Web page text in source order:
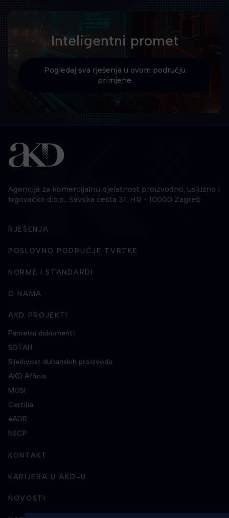
Inteligentni promet
Pogledaj sva rješenja u ovom području
primjene
Agencija za komercijalnu djelatnost proizvodno, uslužno i
trgovačko d.o.o., Savska cesta 31, HR - 10000 Zagreb
RJEŠENJA
POSLOVNO PODRUČJE TVRTKE
NORME I STANDARDI
O NAMA
AKD PROJEKTI
Pametni dokumenti
SOTAH
Sljedivost duhanskih proizvoda
AKD Affinis
MOSI
Certilia
eADR
NSCP
KONTAKT
KARIJERA U AKD-U
NOVOSTI